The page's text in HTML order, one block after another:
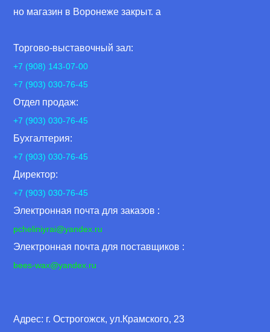
но магазин в Воронеже закрыт. а
Торгово-выставочный зал:
+7 (908) 143-07-00
+7 (903) 030-76-45
Отдел продаж:
+7 (903) 030-76-45
Бухгалтерия:
+7 (903) 030-76-45
Директор:
+7 (903) 030-76-45
Электронная почта для заказов :
pcheliniyrai@yandex.ru
Электронная почта для поставщиков :
bees-wax@yandex.ru
Адрес: г. Острогожск, ул.Крамского, 23